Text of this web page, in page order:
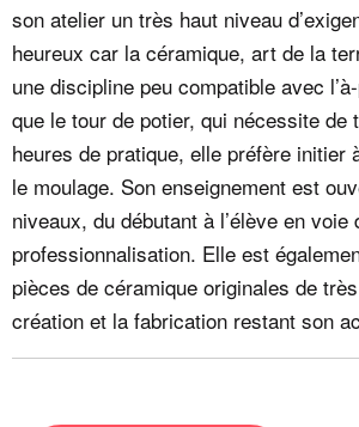
son atelier un très haut niveau
heureux car la céramique, art de la
une discipline peu compatible avec
que le tour de potier, qui nécessite de
heures de pratique, elle préfère initier
le moulage. Son enseignement est
niveaux, du débutant à l’élève en voie
professionnalisation. Elle est
pièces de céramique originales de
création et la fabrication restant son